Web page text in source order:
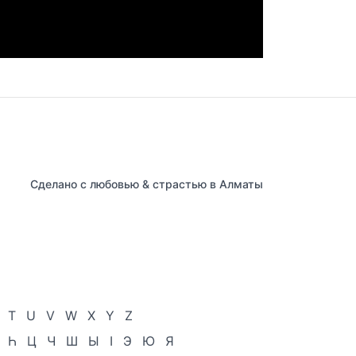
Сделано с любовью & страстью в Алматы
T U V W X Y
Z
Һ Ц Ч Ш Ы І Э Ю Я